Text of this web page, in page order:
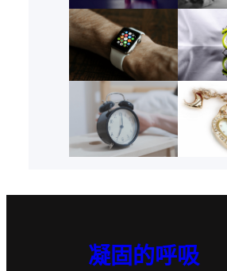
凝固的呼吸